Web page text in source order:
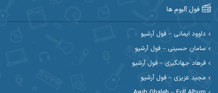
احسان مرادیان احمد اسلامی
احمد بیرانوند
احمد صحراییان
احمد نازدار احمد نوریان
فول آلبوم ها
داوود ایمانی – فول آرشیو
سامان حسینی – فول آرشیو
فرهاد جهانگیری – فول آرشیو
مجید عزیزی – فول آرشیو